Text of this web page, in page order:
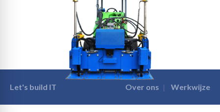
Let's build IT Over ons Werkwijze